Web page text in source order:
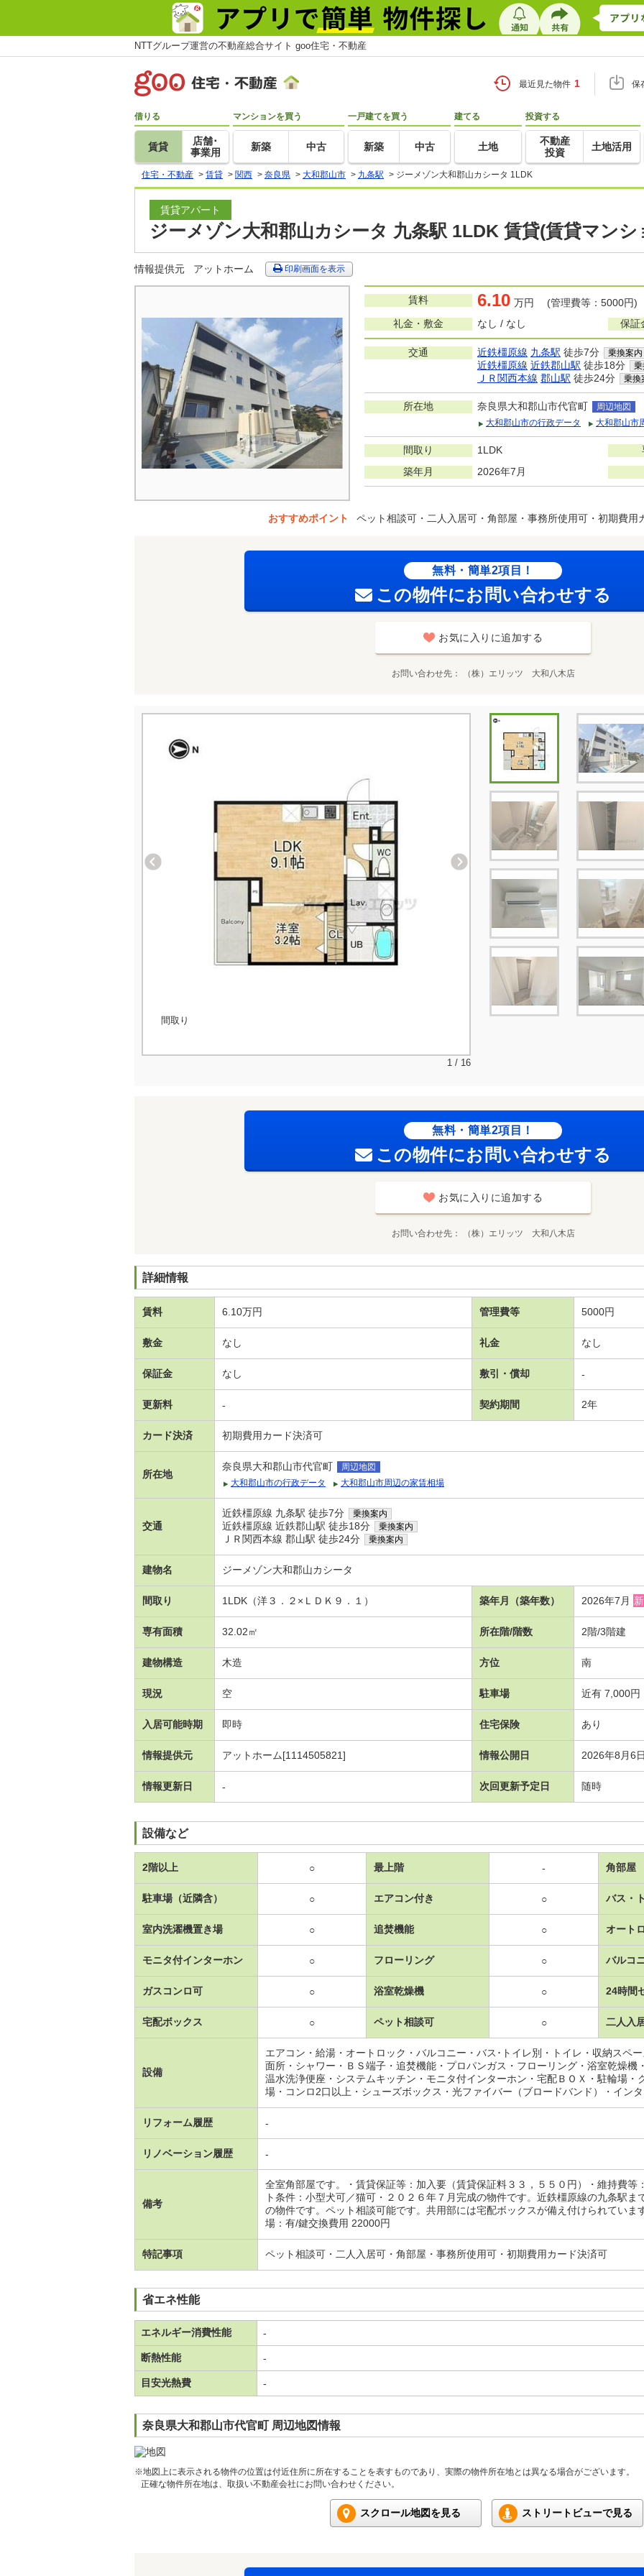
NTTグループ運営の不動産総合サイト goo住宅・不動産
最近見た物件 1 保
借りる
賃貸
店舗･
事業用
マンションを買う
新築 中古
一戸建てを買う
新築 中古
建てる
土地
投資する
不動産
投資
土地活用
住宅・不動産 > 賃貸 > 関西 > 奈良県 > 大和郡山市 > 九条駅 > ジーメゾン大和郡山カシータ 1LDK
賃貸アパート
ジーメゾン大和郡山カシータ 九条駅 1LDK 賃貸(賃貸マン
情報提供元 アットホーム 印刷画面を表示
賃料 6.10 万円 (管理費等：5000円)
礼金・敷金
なし / なし 保証
交通 近鉄橿原線 九条駅 徒歩7分 乗換案内
近鉄橿原線 近鉄郡山駅 徒歩18分
ＪＲ関西本線 郡山駅 徒歩24分 乗換
所在地 奈良県大和郡山市代官町
周辺地図
大和郡山市の行政データ
大和郡山市
間取り 1LDK
築年月
2026年7月
おすすめポイント ペット相談可・二人入居可・角部屋・事務所使用可・初期費用
無料・簡単2項目！
この物件にお問い合わせする
お気に入りに追加する
お問い合わせ先 （株）エリッツ 大和八木店
間取り
1 / 16
無料・簡単2項目！
この物件にお問い合わせする
お気に入りに追加する
お問い合わせ先 （株）エリッツ 大和八木店
詳細情報
賃料 6.10万円 管理費等 5000円
敷金 なし 礼金 なし
保証金 なし 敷引・償却 -
更新料 - 契約期間 2年
カード決済 初期費用カード決済可
所在地
奈良県大和郡山市代官町
周辺地図
大和郡山市の行政データ
大和郡山市周辺の家賃相場
交通
近鉄橿原線 九条駅 徒歩7分 乗換案内
近鉄橿原線 近鉄郡山駅 徒歩18分 乗換案内
ＪＲ関西本線 郡山駅 徒歩24分 乗換案内
建物名 ジーメゾン大和郡山カシータ
間取り 1LDK（洋３．２×ＬＤＫ９．１） 築年月（築年数） 2026年7月
専有面積 32.02㎡ 所在階/階数 2階/3階建
建物構造 木造 方位 南
現況 空 駐車場 近有 7,000円
入居可能時期 即時 住宅保険 あり
情報提供元 アットホーム[1114505821] 情報公開日 2026年8月6
情報更新日 - 次回更新予定日 随時
設備など
2階以上 ○ 最上階 - 角部屋
駐車場（近隣含） ○ エアコン付き ○ バス・
室内洗濯機置き場 ○ 追焚機能 ○ オート
モニタ付インターホン ○ フローリング ○ バルコ
ガスコンロ可 ○ 浴室乾燥機 ○ 24時間
宅配ボックス ○ ペット相談可 ○ 二人入
設備
エアコン・給湯・オートロック・バルコニー・バス･トイレ別・トイレ・収納スペ
面所・シャワー・ＢＳ端子・追焚機能・プロパンガス・フローリング・浴室乾燥機
温水洗浄便座・システムキッチン・モニタ付インターホン・宅配ＢＯＸ・駐輪場・
場・コンロ2口以上・シューズボックス・光ファイバー（ブロードバンド）・イン
リフォーム履歴 -
リノベーション履歴 -
備考
全室角部屋です。・賃貸保証等：加入要（賃貸保証料３３，５５０円）・維持費等
ト条件：小型犬可／猫可・２０２６年７月完成の物件です。近鉄橿原線の九条駅
の物件です。ペット相談可能です。共用部には宅配ボックスが備え付けられていま
場：有/鍵交換費用 22000円
特記事項 ペット相談可・二人入居可・角部屋・事務所使用可・初期費用カード決済可
省エネ性能
エネルギー消費性能 -
断熱性能 -
目安光熱費 -
奈良県大和郡山市代官町 周辺地図情報
※地図上に表示される物件の位置は付近住所に所在することを表すものであり、実際の物件所在地とは異なる場合がございます。
正確な物件所在地は、取扱い不動産会社にお問い合わせください。
スクロール地図を見る ストリートビューで見る